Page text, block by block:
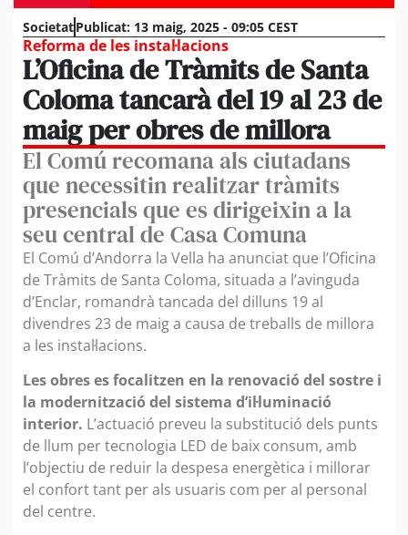
SocietatPublicat: 13 maig, 2025 - 09:05 CEST
Reforma de les instal·lacions
L’Oficina de Tràmits de Santa
Coloma tancarà del 19 al 23 de
maig per obres de millora
El Comú recomana als ciutadans
que necessitin realitzar tràmits
presencials que es dirigeixin a la
seu central de Casa Comuna
El Comú d’Andorra la Vella ha anunciat que l’Oficina
de Tràmits de Santa Coloma, situada a l’avinguda
d’Enclar, romandrà tancada del dilluns 19 al
divendres 23 de maig a causa de treballs de millora
a les instal·lacions.
Les obres es focalitzen en la renovació del sostre i
la modernització del sistema d’il·luminació
interior. L’actuació preveu la substitució dels punts
de llum per tecnologia LED de baix consum, amb
l’objectiu de reduir la despesa energètica i millorar
el confort tant per als usuaris com per al personal
del centre.